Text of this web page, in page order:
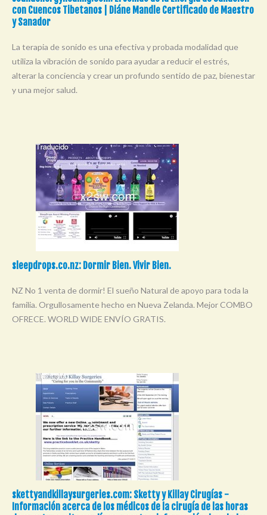
con Cuencos Tibetanos | Diáne Mandle Certificado de Maestro
y Sanador
La terapia de sonido es una efectiva y probada modalidad que
utiliza la vibración de sonido para ayudar a reducir el estrés,
alterar la conciencia y crear un profundo sentido de paz, bienestar
y una mejor salud.
sleepdrops.co.nz: Dormir Bien. Vivir Bien.
NZ No 1 venta de dormir! El sueño Natural de apoyo para toda la
familia. Orgullosamente hecho en Nueva Zelanda. Mejor COMBO
OFRECE. WORLD WIDE ENVÍO GRATIS.
skettyandkillaysurgeries.com: Sketty y Killay Cirugías -
Información acerca de los médicos de la cirugía de las horas